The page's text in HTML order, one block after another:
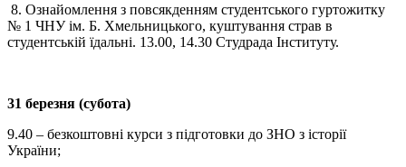
8. Ознайомлення з повсякденням студентського гуртожитку
№ 1 ЧНУ ім. Б. Хмельницького, куштування страв в
студентській їдальні. 13.00, 14.30 Студрада Інституту.
31 березня (субота)
9.40 – безкоштовні курси з підготовки до ЗНО з історії
України;